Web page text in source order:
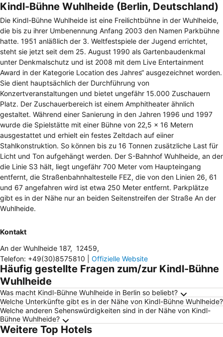
Kindl-Bühne Wuhlheide (Berlin, Deutschland)
Die Kindl-Bühne Wuhlheide ist eine Freilichtbühne in der Wuhlheide,
die bis zu ihrer Umbenennung Anfang 2003 den Namen Parkbühne
hatte. 1951 anläßlich der 3. Weltfestspiele der Jugend errichtet,
steht sie jetzt seit dem 25. August 1990 als Gartenbaudenkmal
unter Denkmalschutz und ist 2008 mit dem Live Entertainment
Award in der Kategorie Location des Jahres“ ausgezeichnet worden.
Sie dient hauptsächlich der Durchführung von
Konzertveranstaltungen und bietet ungefähr 15.000 Zuschauern
Platz. Der Zuschauerbereich ist einem Amphitheater ähnlich
gestaltet. Während einer Sanierung in den Jahren 1996 und 1997
wurde die Spielstätte mit einer Bühne von 22,5 x 16 Metern
ausgestattet und erhielt ein festes Zeltdach auf eiiner
Stahlkonstruktion. So können bis zu 16 Tonnen zusätzliche Last für
Licht und Ton aufgehängt werden. Der S-Bahnhof Wuhlheide, an der
die Linie S3 hält, liegt ungefähr 700 Meter vom Haupteingang
entfernt, die Straßenbahnhaltestelle FEZ, die von den Linien 26, 61
und 67 angefahren wird ist etwa 250 Meter entfernt. Parkplätze
gibt es in der Nähe nur an beiden Seitenstreifen der Straße An der
Wuhlheide.
Kontakt
An der Wuhlheide 187, 12459,
Telefon: +49(30)8575810 Offizielle Website
Häufig gestellte Fragen zum/zur Kindl-Bühne
Wuhlheide
Was macht Kindl-Bühne Wuhlheide in Berlin so beliebt?
Welche Unterkünfte gibt es in der Nähe von Kindl-Bühne Wuhlheide?
Welche anderen Sehenswürdigkeiten sind in der Nähe von Kindl-
Bühne Wuhlheide?
Weitere Top Hotels